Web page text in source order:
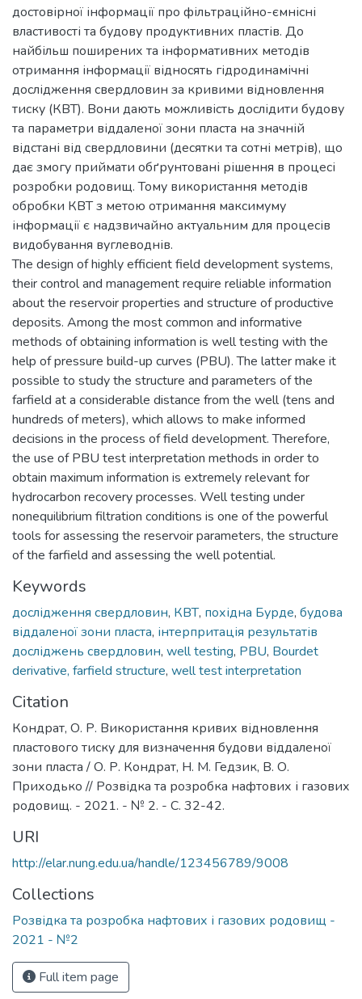
достовірної інформації про фільтраційно-ємнісні
властивості та будову продуктивних пластів. До
найбільш поширених та інформативних методів
отримання інформації відносять гідродинамічні
дослідження свердловин за кривими відновлення
тиску (КВТ). Вони дають можливість дослідити будову
та параметри віддаленої зони пласта на значній
відстані від свердловини (десятки та сотні метрів), що
дає змогу приймати обґрунтовані рішення в процесі
розробки родовищ. Тому використання методів
обробки КВТ з метою отримання максимуму
інформації є надзвичайно актуальним для процесів
видобування вуглеводнів.
The design of highly efficient field development systems,
their control and management require reliable information
about the reservoir properties and structure of productive
deposits. Among the most common and informative
methods of obtaining information is well testing with the
help of pressure build-up curves (PBU). The latter make it
possible to study the structure and parameters of the
farfield at a considerable distance from the well (tens and
hundreds of meters), which allows to make informed
decisions in the process of field development. Therefore,
the use of PBU test interpretation methods in order to
obtain maximum information is extremely relevant for
hydrocarbon recovery processes. Well testing under
nonequilibrium filtration conditions is one of the powerful
tools for assessing the reservoir parameters, the structure
of the farfield and assessing the well potential.
Keywords
дослідження свердловин, КВТ, похідна Бурде, будова
віддаленої зони пласта, інтерпритація результатів
досліджень свердловин, well testing, PBU, Bourdet
derivative, farfield structure, well test interpretation
Citation
Кондрат, О. Р. Використання кривих відновлення
пластового тиску для визначення будови віддаленої
зони пласта / О. Р. Кондрат, Н. М. Гедзик, В. О.
Приходько // Розвідка та розробка нафтових і газових
родовищ. - 2021. - № 2. - С. 32-42.
URI
http://elar.nung.edu.ua/handle/123456789/9008
Collections
Розвідка та розробка нафтових і газових родовищ -
2021 - №2
Full item page